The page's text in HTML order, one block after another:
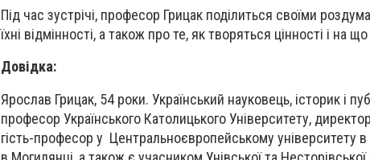
Під час зустрічі, професор Грицак поділиться своїми
їхні відмінності, а також про те, як творяться цінності і на
Довідка:
Ярослав Грицак, 54 роки. Український науковець, історик і
професор Українського Католицького Університету,
гість-професор у Центральноєвропейському університету